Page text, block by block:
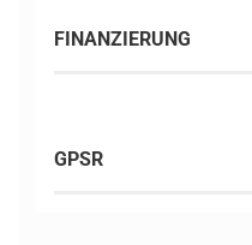
FINANZIERUNG
GPSR